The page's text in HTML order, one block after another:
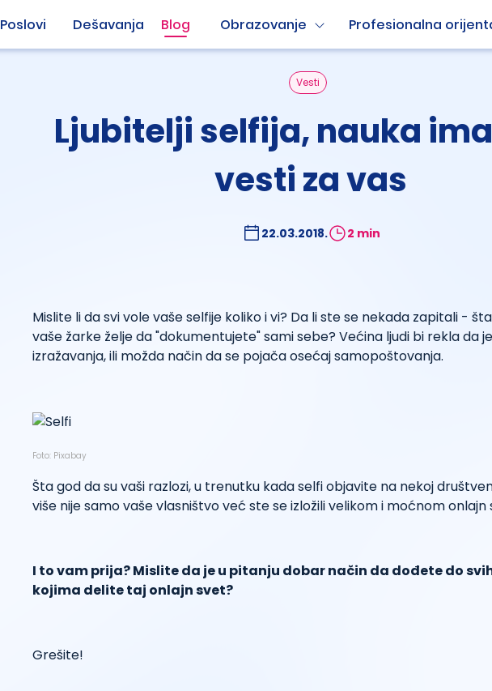
Poslovi Dešavanja Blog Obrazovanje Profesionalna
Vesti
Ljubitelji selfija, nauka
vesti za vas
22.03.2018. 2 min
Mislite li da svi vole vaše selfije koliko i vi? Da li ste se nekada zapitali -
vaše žarke želje da "dokumentujete" sami sebe? Većina ljudi bi rekla da
izražavanja, ili možda način da se pojača osećaj samopoštovanja.
Foto: Pixabay
Šta god da su vaši razlozi, u trenutku kada selfi objavite na nekoj
više nije samo vaše vlasništvo već ste se izložili velikom i moćnom onlajn
I to vam prija? Mislite da je u pitanju dobar način da dođete do
kojima delite taj onlajn svet?
Grešite!